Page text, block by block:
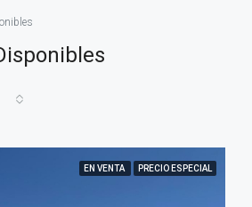
EN VENTA PRECIO ESPECIAL